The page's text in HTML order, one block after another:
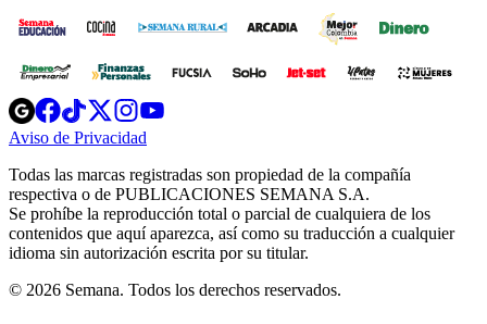
Opens
in
new
Opens
in
new
Opens
in
new
window
Opens
new
windowwindow
Aviso de Privacidad
new
window
Todas las marcas registradas son propiedad de la compañía
respectiva o de PUBLICACIONES SEMANA S.A.
Se prohíbe la reproducción total o parcial de cualquiera de los
contenidos que aquí aparezca, así como su traducción a cualquier
idioma sin autorización escrita por su titular.
© 2026 Semana. Todos los derechos reservados.